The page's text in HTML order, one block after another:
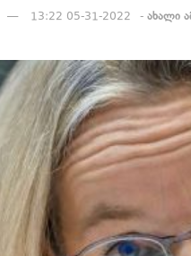
13:22 05-31-2022 - ახალი